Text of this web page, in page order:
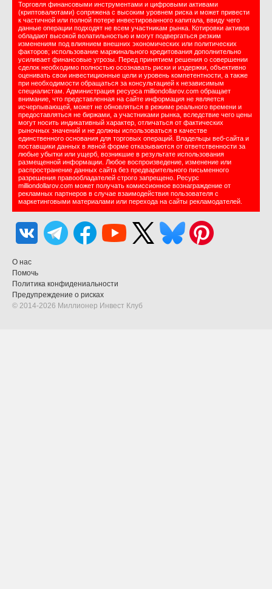
Торговля финансовыми инструментами и цифровыми активами
(криптовалютами) сопряжена с высоким уровнем риска и может привести
к частичной или полной потере инвестированного капитала, ввиду чего
данные операции подходят не всем участникам рынка. Котировки активов
обладают высокой волатильностью и могут подвергаться резким
изменениям под влиянием внешних экономических или политических
факторов; использование маржинального кредитования дополнительно
усиливает финансовые угрозы. Перед принятием решения о совершении
сделок необходимо полностью осознавать риски и издержки, объективно
оценивать свои инвестиционные цели и уровень компетентности, а также
при необходимости обращаться за консультацией к независимым
специалистам. Администрация ресурса milliondollarov.com обращает
внимание, что представленная на сайте информация не является
исчерпывающей, может не обновляться в режиме реального времени и
предоставляться не биржами, а участниками рынка, вследствие чего цены
могут носить индикативный характер, отличаться от фактических
рыночных значений и не должны использоваться в качестве
единственного основания для торговых операций. Владельцы веб-сайта и
поставщики данных в явной форме отказываются от ответственности за
любые убытки или ущерб, возникшие в результате использования
размещенной информации. Любое воспроизведение, изменение или
распространение данных сайта без предварительного письменного
разрешения правообладателей строго запрещено. Ресурс
milliondollarov.com может получать комиссионное вознаграждение от
рекламных партнеров в случае взаимодействия пользователя с
маркетинговыми материалами или перехода на сайты рекламодателей.
О нас
Помочь
Политика конфидениальности
Предупреждение о рисках
© 2014-2026 Миллионер Инвест Клуб